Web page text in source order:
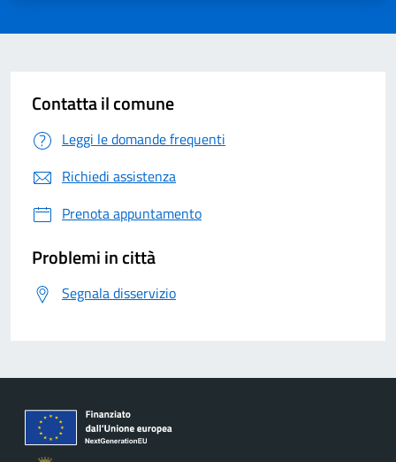
Contatta il comune
Leggi le domande frequenti
Richiedi assistenza
Prenota appuntamento
Problemi in città
Segnala disservizio